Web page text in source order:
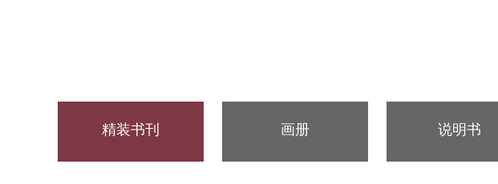
精装书刊 画册 说明书